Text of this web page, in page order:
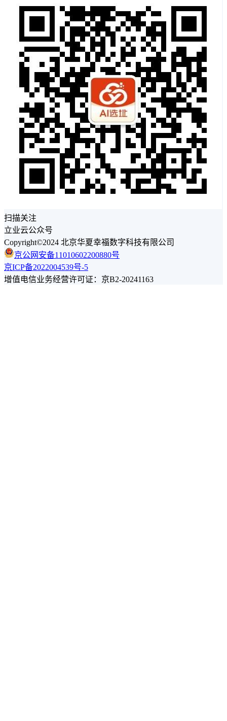
扫描关注
立业云公众号
Copyright©2024 北京华夏幸福数字科技有限公司
京公网安备11010602200880号
京ICP备2022004539号-5
增值电信业务经营许可证：京B2-20241163